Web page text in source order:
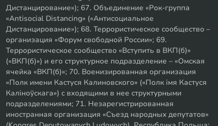
Дистанцирование»); 67. Объединение «Рок-группа
«Antisocial Distancing» («Антисоциальное
Дистанцирование»); 68. Террористическое сообщество –
организация «Форум свободной России»; 69.
Террористическое сообщество «Вступить в ВКП(б)»
(«ВКП(б)») и его структурное подразделение – «Омская
ячейка «ВКП(б)»; 70. Военизированная организация
«Полк имени Кастуся Калиновского» («Полк iмя Кастуся
Калiноўскага») с входящими в нее структурными
подразделениями; 71. Незарегистрированная
иностранная организация «Съезд народных депутатов»